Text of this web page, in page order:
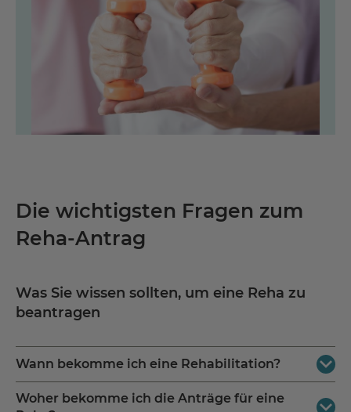
fest. Sie erlernen Bewältigungsstrategien, um Ihre
beruflichen Problemlagen im Alltag zu begegnen.
Die wichtigsten Fragen zum
Reha-Antrag
Was Sie wissen sollten, um eine Reha zu
beantragen
Wann bekomme ich eine Rehabilitation?
Eine Rehabilitationmaßnahme können Sie erhalten, wenn
Woher bekomme ich die Anträge für eine